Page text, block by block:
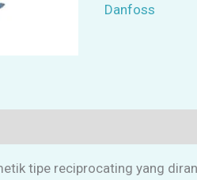
Danfoss
tipe reciprocating yang